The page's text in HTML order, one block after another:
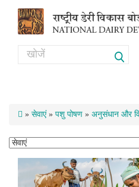
Search
» सेवाएं» पशु पोषण » अनुसंधान और